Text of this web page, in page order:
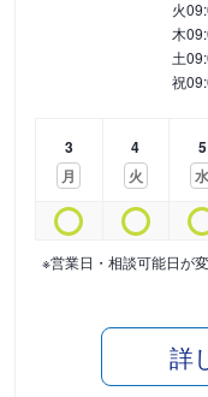
火
木
土
祝
3
月
4
火
5
水
※営業日・相談可能日が
詳